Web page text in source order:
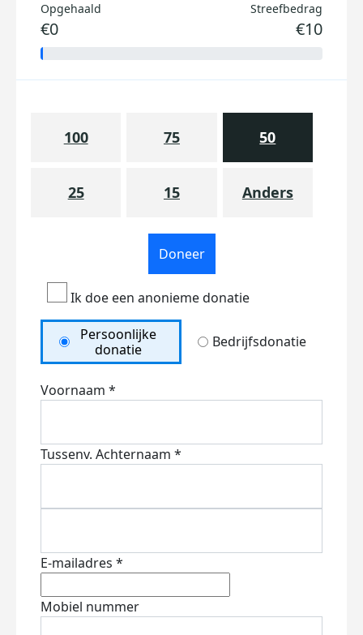
Opgehaald
€0
Streefbedrag
€10
100 75 50
25 15 Anders
Doneer
Ik doe een anonieme donatie
Persoonlijke
donatie
Bedrijfsdonatie
Voornaam *
Tussenv. Achternaam *
E-mailadres *
Mobiel nummer